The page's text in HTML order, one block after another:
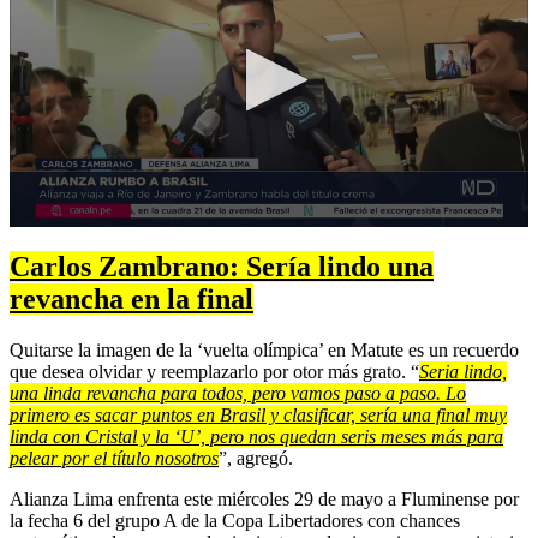
seconds
of
1
minute,
seconds
Carlos Zambrano: Sería lindo una
revancha en la final
Quitarse la imagen de la ‘vuelta olímpica’ en Matute es un recuerdo
que desea olvidar y reemplazarlo por otor más grato. “Seria lindo,
una linda revancha para todos, pero vamos paso a paso. Lo
primero es sacar puntos en Brasil y clasificar, sería una final muy
linda con Cristal y la ‘U’, pero nos quedan seris meses más para
pelear por el título nosotros”, agregó.
Alianza Lima enfrenta este miércoles 29 de mayo a Fluminense por
la fecha 6 del grupo A de la Copa Libertadores con chances